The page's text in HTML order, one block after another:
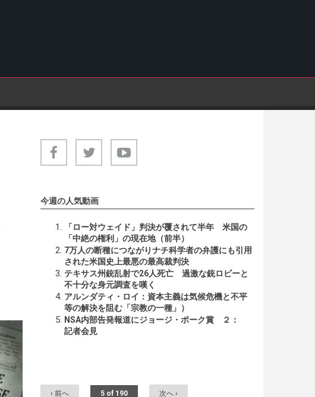
今週の人気動画
「ロー対ウェイド」判決が覆されて半年 米国の
「中絶の権利」の現在地（前半）
7万人の断種につながりナチ科学者の弁護にも引用
された米国史上最悪の最高裁判決
テキサス州銃乱射で26人死亡 過激な銃ロビーと
不十分な身元調査を嘆く
アルンダティ・ロイ：資本主義は気候危機と不平
等の解決を阻む「宗教の一種」）
NSA内部告発報道にジョージ・ポーク賞 ２：
記者会見
‹ 前へ 5 of 190 次へ ›